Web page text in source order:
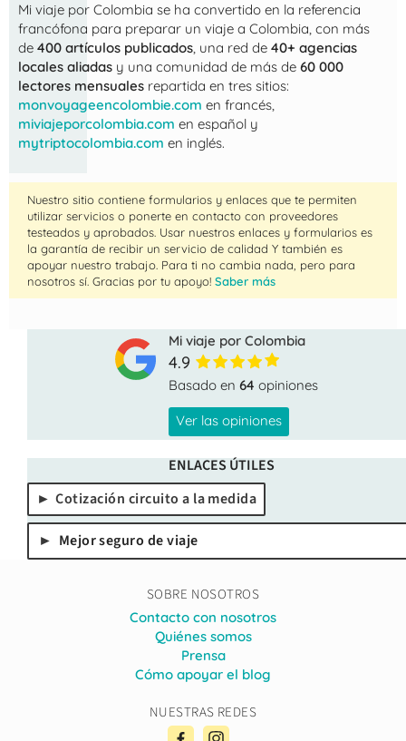
Mi viaje por Colombia se ha convertido en la referencia
francófona para preparar un viaje a Colombia, con más
de 400 artículos publicados, una red de 40+ agencias
locales aliadas y una comunidad de más de 60 000
lectores mensuales repartida en tres sitios:
monvoyageencolombie.com en francés,
miviajeporcolombia.com en español y
mytriptocolombia.com en inglés.
Nuestro sitio contiene formularios y enlaces que te permiten
utilizar servicios o ponerte en contacto con proveedores
testeados y aprobados. Usar nuestros enlaces y formularios es
la garantía de recibir un servicio de calidad Y también es
apoyar nuestro trabajo. Para ti no cambia nada, pero para
nosotros sí. Gracias por tu apoyo! Saber más
Mi viaje por Colombia
4.9
Basado en 64 opiniones
Ver las opiniones
ENLACES ÚTILES
Cotización circuito a la medida
Mejor seguro de viaje
SOBRE NOSOTROS
Contacto con nosotros
Quiénes somos
Prensa
Cómo apoyar el blog
NUESTRAS REDES